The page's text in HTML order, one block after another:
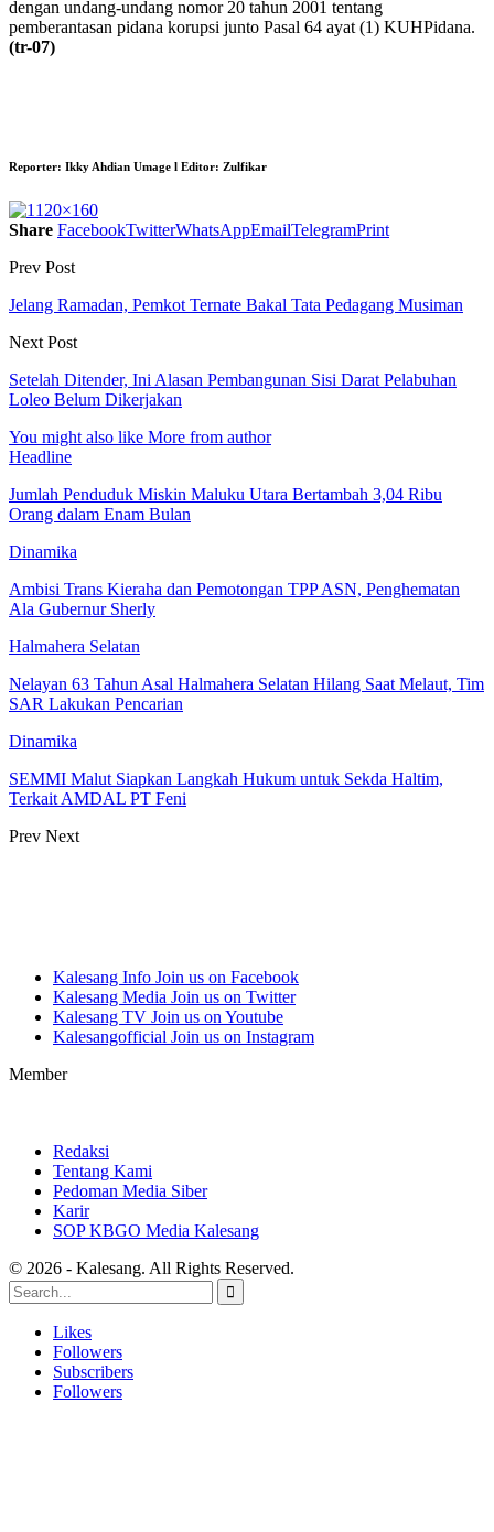
dengan undang-undang nomor 20 tahun 2001 tentang
pemberantasan pidana korupsi junto Pasal 64 ayat (1) KUHPidana.
(tr-07)
Reporter: Ikky Ahdian Umage l Editor: Zulfikar
Share FacebookTwitterWhatsAppEmailTelegramPrint
Prev Post
Jelang Ramadan, Pemkot Ternate Bakal Tata Pedagang Musiman
Next Post
Setelah Ditender, Ini Alasan Pembangunan Sisi Darat Pelabuhan
Loleo Belum Dikerjakan
You might also like More from author
Headline
Jumlah Penduduk Miskin Maluku Utara Bertambah 3,04 Ribu
Orang dalam Enam Bulan
Dinamika
Ambisi Trans Kieraha dan Pemotongan TPP ASN, Penghematan
Ala Gubernur Sherly
Halmahera Selatan
Nelayan 63 Tahun Asal Halmahera Selatan Hilang Saat Melaut, Tim
SAR Lakukan Pencarian
Dinamika
SEMMI Malut Siapkan Langkah Hukum untuk Sekda Haltim,
Terkait AMDAL PT Feni
Prev Next
Kalesang Info Join us on Facebook
Kalesang Media Join us on Twitter
Kalesang TV Join us on Youtube
Kalesangofficial Join us on Instagram
Member
Redaksi
Tentang Kami
Pedoman Media Siber
Karir
SOP KBGO Media Kalesang
© 2026 - Kalesang. All Rights Reserved.
Likes
Followers
Subscribers
Followers